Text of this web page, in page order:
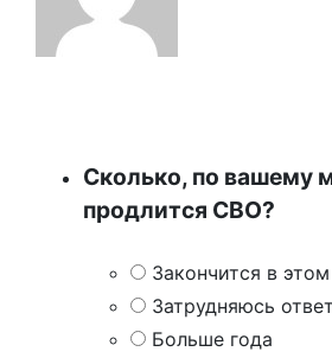
Сколько, по вашему
продлится СВО?
Закончится в
Затрудняюсь
Больше года